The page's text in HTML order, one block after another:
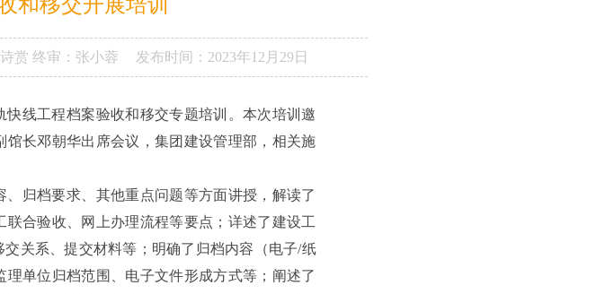
赏 终审：张小蓉 发布时间： 2023年12月29日
线工程档案验收和移交专题培训。本次培训邀
长邓朝华出席会议，集团建设管理部，相关施
归档要求、其他重点问题等方面讲授，解读了
合验收、网上办理流程等要点；详述了建设工
关系、提交材料等；明确了归档内容（电子/纸
单位归档范围、电子文件形成方式等；阐述了